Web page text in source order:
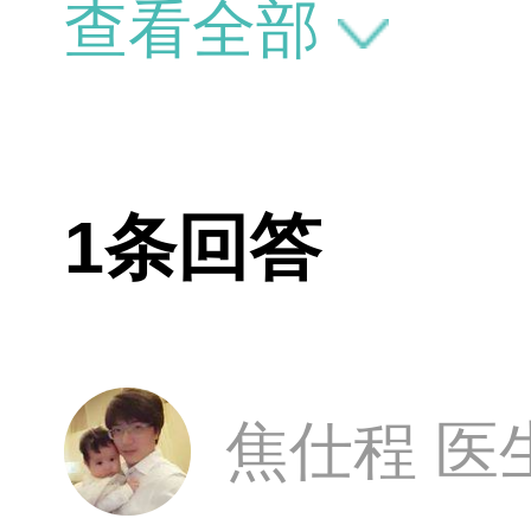
查看全部
1条回答
焦仕程 医